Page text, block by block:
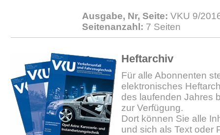
Ausgabe, Nr, Seite: VKU 9/
Seitenanzahl: 7 Seiten
Heftarchiv
Für alle Abonnenten
elektronisches
des laufenden Jahres
zur Verfügung.
Dort können Sie alle
und sich als Text oder